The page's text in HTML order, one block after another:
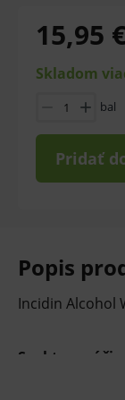
15,95
Skladom
bal
Pridať
Popis
Incidin Alcohol
Spektrum